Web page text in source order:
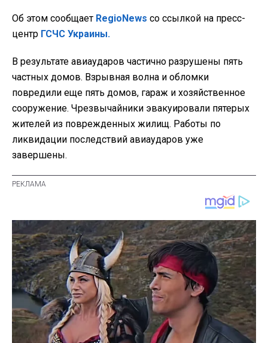
Об этом сообщает RegioNews со ссылкой на пресс-
центр ГСЧС Украины.
В результате авиаударов частично разрушены пять
частных домов. Взрывная волна и обломки
повредили еще пять домов, гараж и хозяйственное
сооружение. Чрезвычайники эвакуировали пятерых
жителей из поврежденных жилищ. Работы по
ликвидации последствий авиаударов уже
завершены.